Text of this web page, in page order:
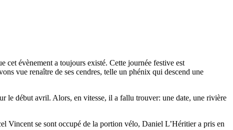
cet évènement a toujours existé. Cette journée festive est
vue renaître de ses cendres, telle un phénix qui descend une
le début avril. Alors, en vitesse, il a fallu trouver: une date, une rivière
Vincent se sont occupé de la portion vélo, Daniel L’Héritier a pris en